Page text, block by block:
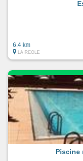
6.4 km
LA REOLE
Piscine